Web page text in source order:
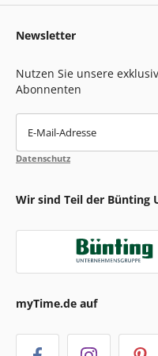
Newsletter
Nutzen Sie unsere
Abonnenten
E-Mail-Adresse
Datenschutz
Wir sind Teil der Bünting
myTime.de auf